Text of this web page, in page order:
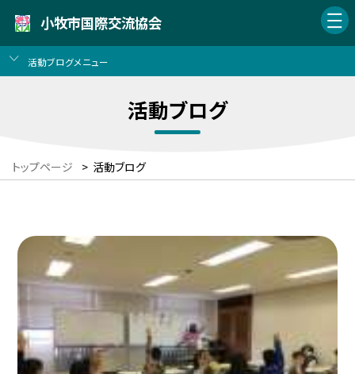
小牧市国際交流協会
活動ブログメニュー
活動ブログ
トップページ > 活動ブログ